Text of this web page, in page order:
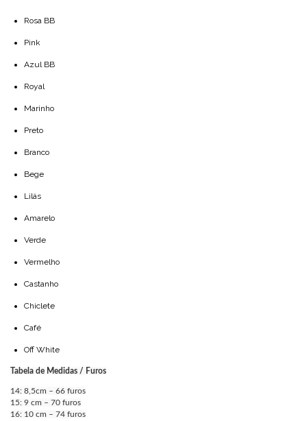
Rosa BB
Pink
Azul BB
Royal
Marinho
Preto
Branco
Bege
Lilás
Amarelo
Verde
Vermelho
Castanho
Chiclete
Café
Off White
Tabela de Medidas / Furos
14: 8,5cm – 66 furos
15: 9 cm – 70 furos
16: 10 cm – 74 furos